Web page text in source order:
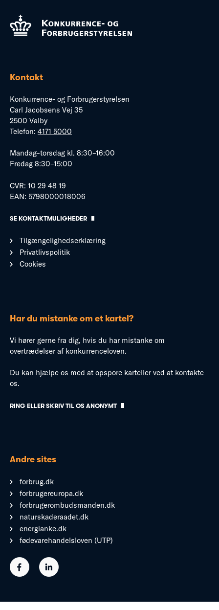
Kontakt
Konkurrence- og Forbrugerstyrelsen
Carl Jacobsens Vej 35
2500 Valby
Telefon: 4171 5000
Mandag–torsdag kl. 8:30–16:00
Fredag 8:30–15:00
CVR: 10 29 48 19
EAN: 5798000018006
SE KONTAKTMULIGHEDER
Tilgængelighedserklæring
Privatlivspolitik
Cookies
Har du mistanke om et kartel?
Vi hører gerne fra dig, hvis du har mistanke om
overtrædelser af konkurrenceloven.
Du kan hjælpe os med at opspore karteller ved at kontakte
os.
RING ELLER SKRIV TIL OS ANONYMT
Andre sites
forbrug.dk
forbrugereuropa.dk
forbrugerombudsmanden.dk
naturskaderaadet.dk
energianke.dk
fødevarehandelsloven (UTP)